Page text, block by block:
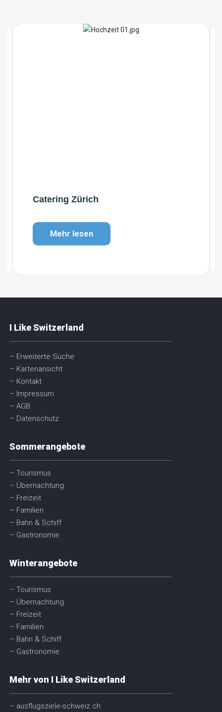
Catering Zürich
Mehr lesen
I Like Switzerland
– Erweiterte Suche
– Kartenansicht
– Kontakt
– Impressum
– AGB
– Datenschutz
Sommerangebote
– Tourismus
– Übernachtung
– Freizeit
– Familien
– Bahn & Schiff
– Gastronomie
Winterangebote
– Tourismus
– Übernachtung
– Freizeit
– Familien
– Bahn & Schiff
– Gastronomie
Mehr von I Like Switzerland
– ausflugsziele-schweiz.ch